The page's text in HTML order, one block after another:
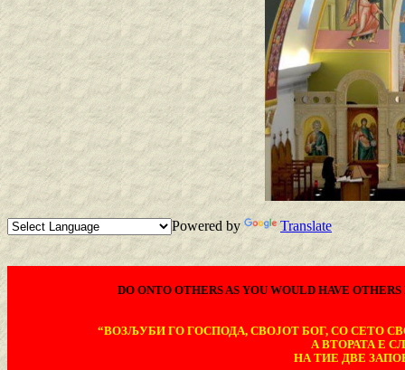
Powered by Translate
DO ONTO OTHERS AS YOU WOULD HAVE
“ВОЗЉУБИ ГО ГОСПОДА, СВОЈОТ БОГ, СО СЕТО
А ВТОРАТА Е
НА ТИЕ ДВЕ